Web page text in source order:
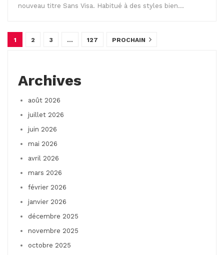
nouveau titre Sans Visa. Habitué à des styles bien…
1 2 3 … 127 PROCHAIN
Archives
août 2026
juillet 2026
juin 2026
mai 2026
avril 2026
mars 2026
février 2026
janvier 2026
décembre 2025
novembre 2025
octobre 2025